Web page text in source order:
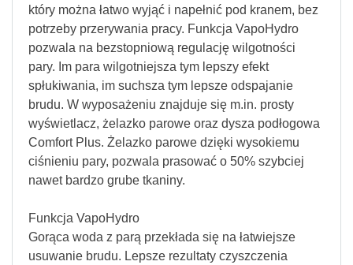
który można łatwo wyjąć i napełnić pod kranem, bez
potrzeby przerywania pracy. Funkcja VapoHydro
pozwala na bezstopniową regulację wilgotności
pary. Im para wilgotniejsza tym lepszy efekt
spłukiwania, im suchsza tym lepsze odspajanie
brudu. W wyposażeniu znajduje się m.in. prosty
wyświetlacz, żelazko parowe oraz dysza podłogowa
Comfort Plus. Żelazko parowe dzięki wysokiemu
ciśnieniu pary, pozwala prasować o 50% szybciej
nawet bardzo grube tkaniny.
Funkcja VapoHydro
Gorąca woda z parą przekłada się na łatwiejsze
usuwanie brudu. Lepsze rezultaty czyszczenia